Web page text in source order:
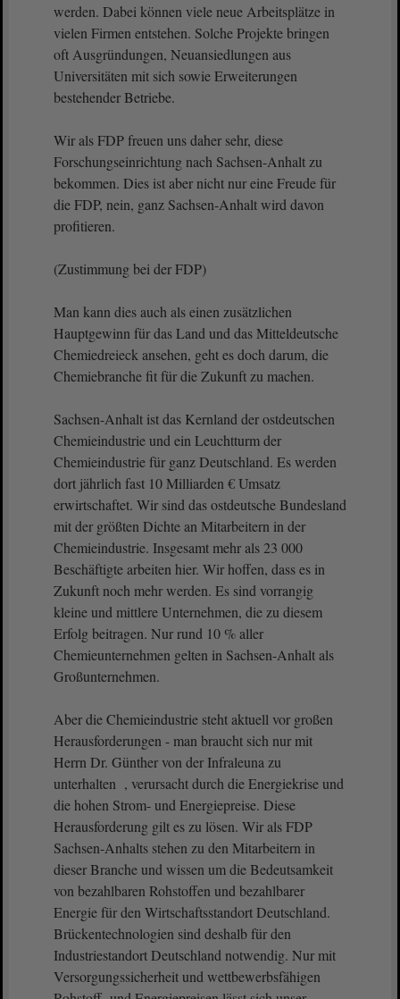
werden. Dabei können viele neue Arbeitsplätze in
vielen Firmen entstehen. Solche Projekte bringen
oft Ausgründungen, Neuansiedlungen aus
Universitäten mit sich sowie Erweiterungen
bestehender Betriebe.
Wir als FDP freuen uns daher sehr, diese
Forschungseinrichtung nach Sachsen-Anhalt zu
bekommen. Dies ist aber nicht nur eine Freude für
die FDP, nein, ganz Sachsen-Anhalt wird davon
profitieren.
(Zustimmung bei der FDP)
Man kann dies auch als einen zusätzlichen
Hauptgewinn für das Land und das Mitteldeutsche
Chemiedreieck ansehen, geht es doch darum, die
Chemiebranche fit für die Zukunft zu machen.
Sachsen-Anhalt ist das Kernland der ostdeutschen
Chemieindustrie und ein Leuchtturm der
Chemieindustrie für ganz Deutschland. Es werden
dort jährlich fast 10 Milliarden € Umsatz
erwirtschaftet. Wir sind das ostdeutsche Bundesland
mit der größten Dichte an Mitarbeitern in der
Chemieindustrie. Insgesamt mehr als 23 000
Beschäftigte arbeiten hier. Wir hoffen, dass es in
Zukunft noch mehr werden. Es sind vorrangig
kleine und mittlere Unternehmen, die zu diesem
Erfolg beitragen. Nur rund 10 % aller
Chemieunternehmen gelten in Sachsen-Anhalt als
Großunternehmen.
Aber die Chemieindustrie steht aktuell vor großen
Herausforderungen - man braucht sich nur mit
Herrn Dr. Günther von der Infraleuna zu
unterhalten , verursacht durch die Energiekrise und
die hohen Strom- und Energiepreise. Diese
Herausforderung gilt es zu lösen. Wir als FDP
Sachsen-Anhalts stehen zu den Mitarbeitern in
dieser Branche und wissen um die Bedeutsamkeit
von bezahlbaren Rohstoffen und bezahlbarer
Energie für den Wirtschaftsstandort Deutschland.
Brückentechnologien sind deshalb für den
Industriestandort Deutschland notwendig. Nur mit
Versorgungssicherheit und wettbewerbsfähigen